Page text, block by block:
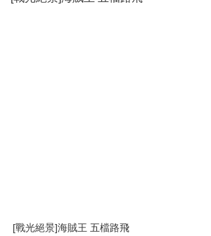
[戰光絕景]海賊王 五檔路飛